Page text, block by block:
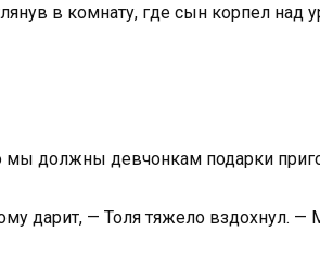
в комнату, где сын корпел над
мы должны девчонкам подарки
дарит, — Толя тяжело вздохнул. —